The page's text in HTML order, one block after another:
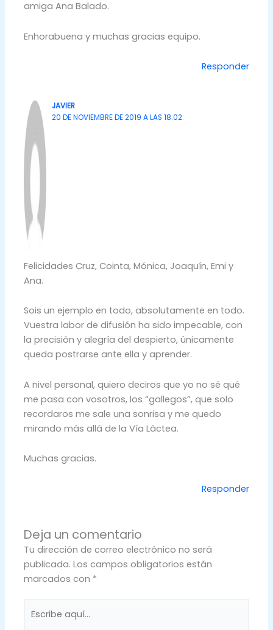
amiga Ana Balado.
Enhorabuena y muchas gracias equipo.
Responder
JAVIER
20 DE NOVIEMBRE DE 2019 A LAS 18:02
Felicidades Cruz, Cointa, Mónica, Joaquín, Emi y
Ana.
Sois un ejemplo en todo, absolutamente en todo.
Vuestra labor de difusión ha sido impecable, con
la precisión y alegría del despierto, únicamente
queda postrarse ante ella y aprender.
A nivel personal, quiero deciros que yo no sé qué
me pasa con vosotros, los “gallegos”, que solo
recordaros me sale una sonrisa y me quedo
mirando más allá de la Vía Láctea.
Muchas gracias.
Responder
Deja un comentario
Tu dirección de correo electrónico no será
publicada. Los campos obligatorios están
marcados con *
aquí...